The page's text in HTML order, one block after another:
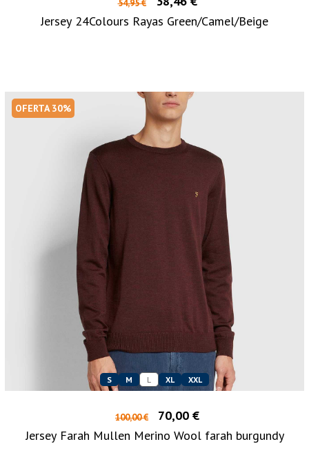
54,95 €
Jersey 24Colours Rayas Green/Camel/Beige
OFERTA 30%
S M L XL XXL
100,00 €
70,00 €
Jersey Farah Mullen Merino Wool farah burgundy